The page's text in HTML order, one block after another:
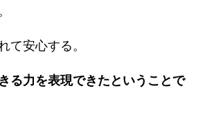
て安心する。
る力を表現できたということで